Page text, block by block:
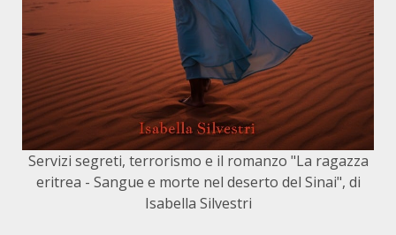
Servizi segreti, terrorismo e il romanzo "La ragazza
eritrea - Sangue e morte nel deserto del Sinai", di
Isabella Silvestri